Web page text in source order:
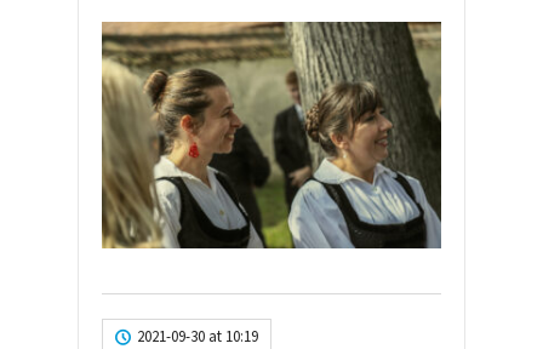
2021-09-30 at 10:19